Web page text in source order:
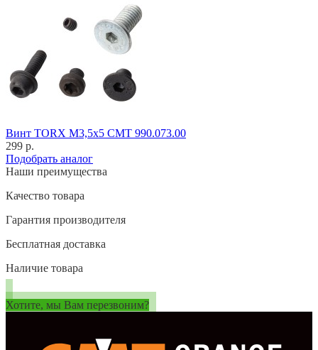
Винт TORX M3,5x5 CMT 990.073.00
299 р.
Подобрать аналог
Наши преимущества
Качество товара
Гарантия производителя
Бесплатная доставка
Наличие товара
Хотите, мы Вам перезвоним?